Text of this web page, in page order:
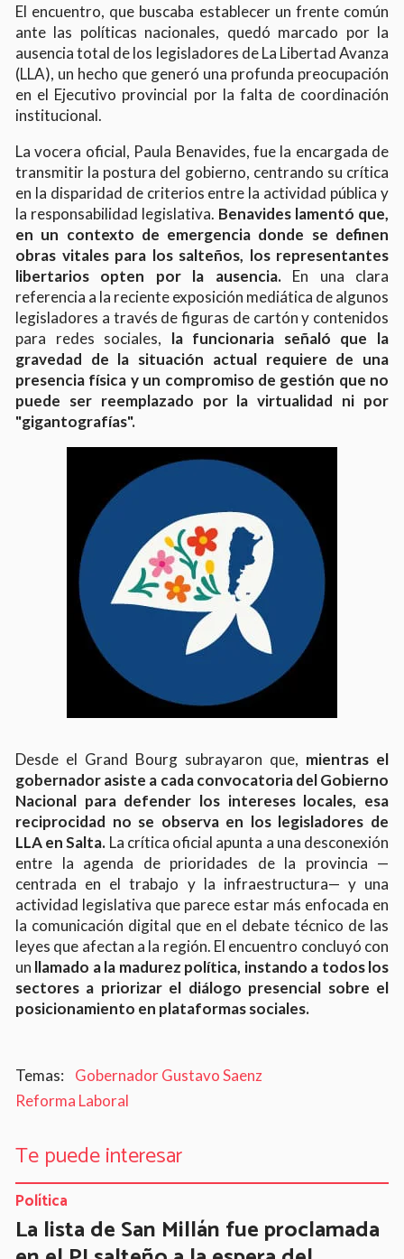
El encuentro, que buscaba establecer un frente común
ante las políticas nacionales, quedó marcado por la
ausencia total de los legisladores de La Libertad Avanza
(LLA), un hecho que generó una profunda preocupación
en el Ejecutivo provincial por la falta de coordinación
institucional.
La vocera oficial, Paula Benavides, fue la encargada de
transmitir la postura del gobierno, centrando su crítica
en la disparidad de criterios entre la actividad pública y
la responsabilidad legislativa. Benavides lamentó que,
en un contexto de emergencia donde se definen
obras vitales para los salteños, los representantes
libertarios opten por la ausencia.En una clara
referencia a la reciente exposición mediática de algunos
legisladores a través de figuras de cartón y contenidos
para redes sociales, la funcionaria señaló que la
gravedad de la situación actual requiere de una
presencia física y un compromiso de gestión que no
puede ser reemplazado por la virtualidad ni por
"gigantografías".
Desde el Grand Bourg subrayaron que, mientras el
gobernador asiste a cada convocatoria del Gobierno
Nacional para defender los intereses locales, esa
reciprocidad no se observa en los legisladores de
LLA en Salta. La crítica oficial apunta a una desconexión
entre la agenda de prioridades de la provincia —
centrada en el trabajo y la infraestructura— y una
actividad legislativa que parece estar más enfocada en
la comunicación digital que en el debate técnico de las
leyes que afectan a la región. El encuentro concluyó con
un llamado a la madurez política, instando a todos los
sectores a priorizar el diálogo presencial sobre el
posicionamiento en plataformas sociales.
Gobernador Gustavo Saenz
Reforma Laboral
Te puede interesar
La lista de San Millán fue proclamada
Política